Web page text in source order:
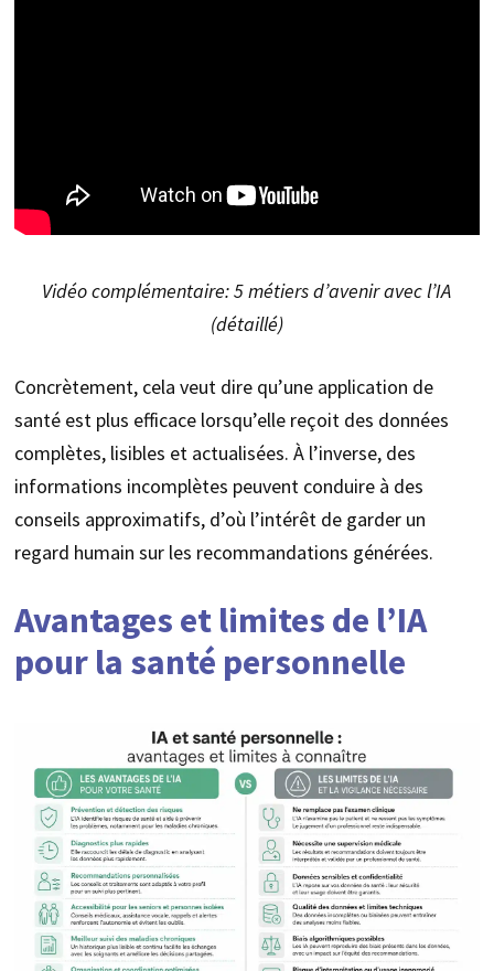
Vidéo complémentaire: 5 métiers d’avenir avec l’IA
(détaillé)
Concrètement, cela veut dire qu’une application de
santé est plus efficace lorsqu’elle reçoit des données
complètes, lisibles et actualisées. À l’inverse, des
informations incomplètes peuvent conduire à des
conseils approximatifs, d’où l’intérêt de garder un
regard humain sur les recommandations générées.
Avantages et limites de l’IA
pour la santé personnelle